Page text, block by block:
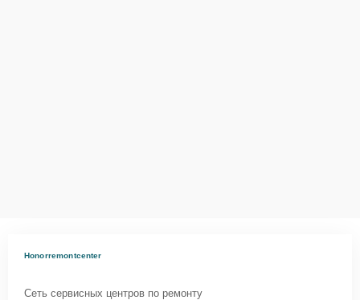
Honorremontcenter
Сеть сервисных центров по ремонту